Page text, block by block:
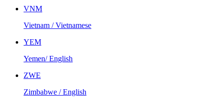
VNM
Vietnam / Vietnamese
YEM
Yemen/ English
ZWE
Zimbabwe / English